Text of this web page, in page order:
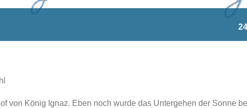
von König Ignaz. Eben noch wurde das Untergehen der Sonne